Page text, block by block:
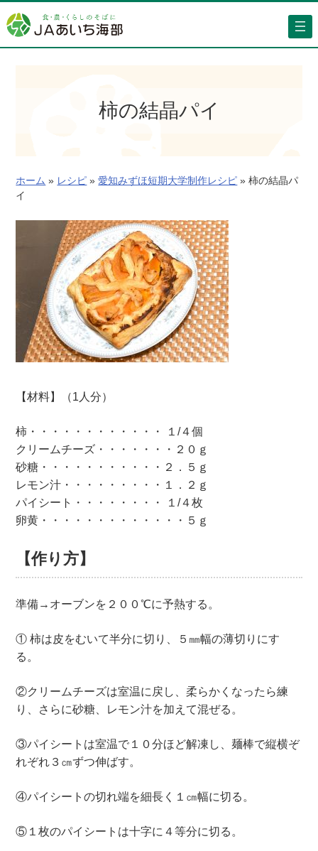
容
を
柿の結晶パイ
ホーム » レシピ » 愛知みずほ短期大学制作レシピ » 柿の結晶パ
イ
【材料】（1人分）
柿・・・・・・・・・・・・ １/４個
クリームチーズ・・・・・・・２０ｇ
砂糖・・・・・・・・・・・２．５ｇ
レモン汁・・・・・・・・・１．２ｇ
パイシート・・・・・・・・ １/４枚
卵黄・・・・・・・・・・・・・５ｇ
【作り方】
準備→オーブンを２００℃に予熱する。
① 柿は皮をむいて半分に切り、５㎜幅の薄切りにす
る。
②クリームチーズは室温に戻し、柔らかくなったら練
り、さらに砂糖、レモン汁を加えて混ぜる。
③パイシートは室温で１０分ほど解凍し、麺棒で縦横ぞ
れぞれ３㎝ずつ伸ばす。
④パイシートの切れ端を細長く１㎝幅に切る。
⑤１枚のパイシートは十字に４等分に切る。